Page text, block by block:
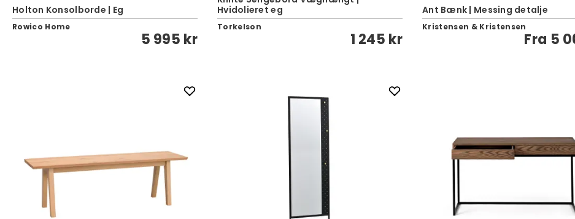
Holton Konsolborde | Eg
Rowico Home
5 995 kr
Hvidolieret eg
Torkelson
1 245 kr
Ant Bænk | Messing detalje
Kristensen & Kristensen
Fra 5